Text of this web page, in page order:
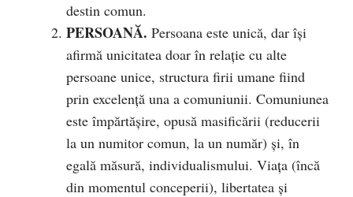
destin comun.
PERSOANĂ. Persoana este unică, dar își
afirmă unicitatea doar în relație cu alte
persoane unice, structura firii umane fiind
prin excelență una a comuniunii. Comuniunea
este împărtășire, opusă masificării (reducerii
la un numitor comun, la un număr) și, în
egală măsură, individualismului. Viața (încă
din momentul conceperii), libertatea și